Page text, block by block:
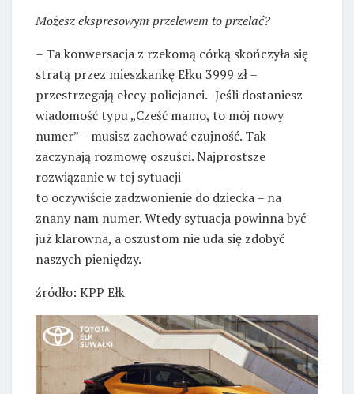
Możesz ekspresowym przelewem to przelać?
– Ta konwersacja z rzekomą córką skończyła się
stratą przez mieszkankę Ełku 3999 zł –
przestrzegają ełccy policjanci. -Jeśli dostaniesz
wiadomość typu „Cześć mamo, to mój nowy
numer” – musisz zachować czujność. Tak
zaczynają rozmowę oszuści. Najprostsze
rozwiązanie w tej sytuacji
to oczywiście zadzwonienie do dziecka – na
znany nam numer. Wtedy sytuacja powinna być
już klarowna, a oszustom nie uda się zdobyć
naszych pieniędzy.
źródło: KPP Ełk